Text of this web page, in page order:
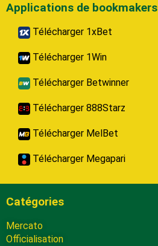
Applications de bookmakers
Télécharger 1xBet
Télécharger 1Win
Télécharger Betwinner
Télécharger 888Starz
Télécharger MelBet
Télécharger Megapari
Catégories
Mercato
Officialisation